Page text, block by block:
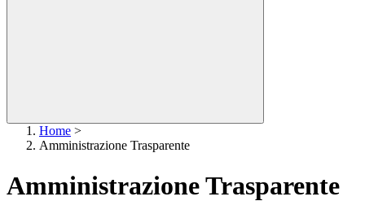
Home >
Amministrazione Trasparente
Amministrazione Trasparente